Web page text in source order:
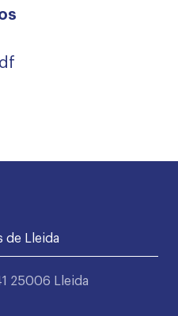
de Lleida
25006 Lleida